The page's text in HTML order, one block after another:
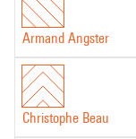
Armand Angster
Christophe Beau